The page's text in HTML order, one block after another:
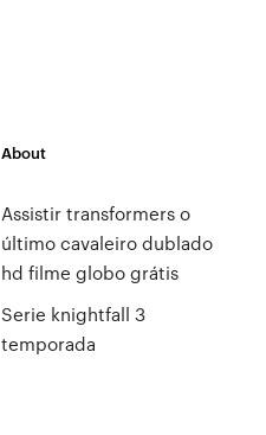
About
Assistir transformers o
último cavaleiro dublado
hd filme globo grátis
Serie knightfall 3
temporada